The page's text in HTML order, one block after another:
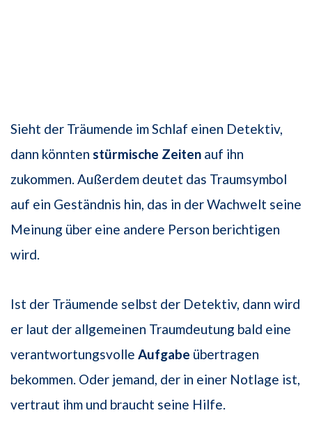
Sieht der Träumende im Schlaf einen Detektiv,
dann könnten stürmische Zeiten auf ihn
zukommen. Außerdem deutet das Traumsymbol
auf ein Geständnis hin, das in der Wachwelt seine
Meinung über eine andere Person berichtigen
wird.
Ist der Träumende selbst der Detektiv, dann wird
er laut der allgemeinen Traumdeutung bald eine
verantwortungsvolle Aufgabe übertragen
bekommen. Oder jemand, der in einer Notlage ist,
vertraut ihm und braucht seine Hilfe.